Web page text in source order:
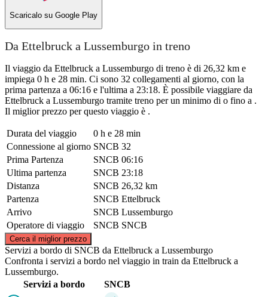
Scaricalo su Google Play
Da Ettelbruck a Lussemburgo in treno
Il viaggio da Ettelbruck a Lussemburgo di treno è di 26,32 km e
impiega 0 h e 28 min. Ci sono 32 collegamenti al giorno, con la
prima partenza a 06:16 e l'ultima a 23:18. È possibile viaggiare da
Ettelbruck a Lussemburgo tramite treno per un minimo di o fino a .
Il miglior prezzo per questo viaggio è .
Durata del viaggio
0 h e 28 min
Connessione al giorno SNCB 32
Prima Partenza
SNCB 06:16
Ultima partenza
SNCB 23:18
Distanza
SNCB 26,32 km
Partenza
SNCB Ettelbruck
Arrivo
SNCB Lussemburgo
Operatore di viaggio
SNCB SNCB
Cerca il miglior prezzo
Ettelbruck
©CARTO
Servizi a bordo di SNCB da Ettelbruck a Lussemburgo
Confronta i servizi a bordo nel viaggio in train da Ettelbruck a
Lussemburgo.
Servizi a bordo
SNCB